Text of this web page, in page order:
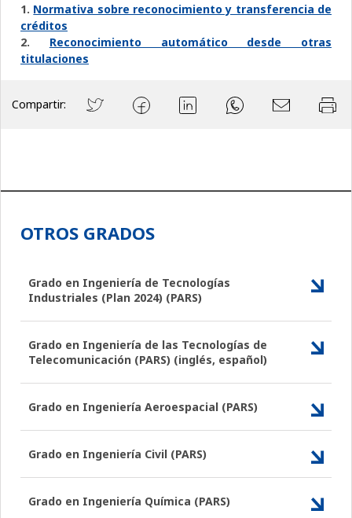
1. Normativa sobre reconocimiento y transferencia de
créditos
2. Reconocimiento automático desde otras
titulaciones
Compartir:
OTROS GRADOS
Grado en Ingeniería de Tecnologías
Industriales (Plan 2024) (PARS)
Grado en Ingeniería de las Tecnologías de
Telecomunicación (PARS) (inglés, español)
Grado en Ingeniería Aeroespacial (PARS)
Grado en Ingeniería Civil (PARS)
Grado en Ingeniería Química (PARS)